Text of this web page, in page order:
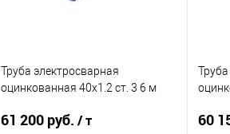
Труба электросварная
оцинкованная 40х1.2 ст. 3 6 м
61 200 руб. / т 60